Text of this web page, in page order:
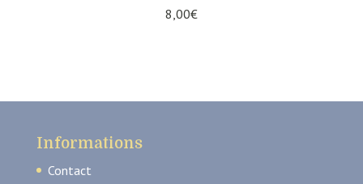
8,00€
Informations
Contact